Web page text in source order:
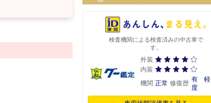
検査機関による検査済みの中古車で
す。
外装
内装
機関 正常 修復歴
有 軽
度